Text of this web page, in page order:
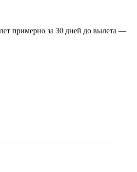
примерно за 30 дней до вылета —